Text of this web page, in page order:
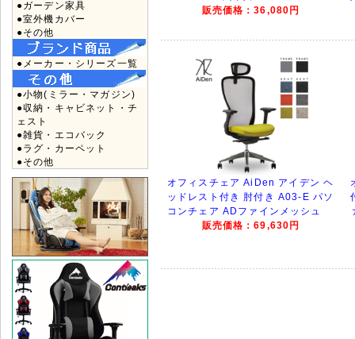
●ガーデン家具
●室外機カバー
●その他
●メーカー・シリーズ一覧
●小物(ミラー・マガジン)
●収納・キャビネット・チ
ェスト
●雑貨・エコバック
●ラグ・カーペット
●その他
販売価格：36,080円
オフィスチェア AiDen アイデン ヘ
ッドレスト付き 肘付き A03-E パソ
コンチェア ADファインメッシュ
販売価格：69,630円